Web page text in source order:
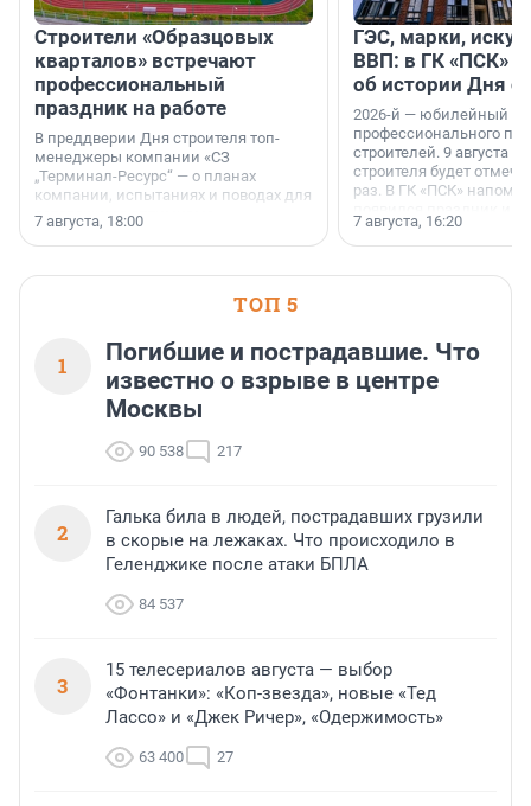
Строители «Образцовых
кварталов» встречают
профессиональный
праздник на работе
В преддверии Дня строителя топ-
менеджеры компании «СЗ
„Терминал-Ресурс“ — о планах
компании, испытаниях и поводах для
осторожного оптимизма.
7 августа, 18:00
ГЭС, марки,
ВВП: в ГК «ПСК»
об истории Дня
2026-й — юбилейный
профессионального
строителей. 9 августа
строителя будет
раз. В ГК «ПСК»
поменялась роль
7 августа, 16:20
ТОП 5
1
Погибшие и пострадавшие. Что
известно о взрыве в центре
Москвы
90 538 217
2
Галька била в людей, пострадавших грузили
в скорые на лежаках. Что происходило в
Геленджике после атаки БПЛА
84 537
3
15 телесериалов августа — выбор
«Фонтанки»: «Коп-звезда», новые «Тед
Лассо» и «Джек Ричер», «Одержимость»
63 400 27